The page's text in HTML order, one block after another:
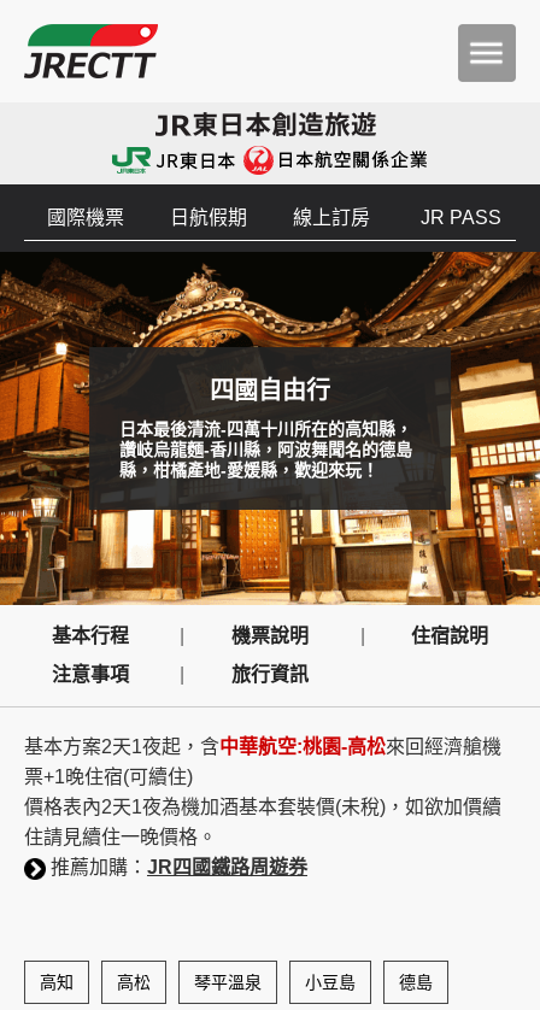
創造旅遊
國際機票 日航假期 線上訂房 JR PASS
四國自由行
日本最後清流-四萬十川所在的高知縣，
讚岐烏龍麵-香川縣，阿波舞聞名的德島
縣，柑橘產地-愛媛縣，歡迎來玩！
基本行程 機票說明
住宿說明
注意事項
旅行資訊
基本方案2天1夜起，含中華航空:桃園-高松來回經濟艙機
票+1晚住宿(可續住)
價格表內2天1夜為機加酒基本套裝價(未稅)，如欲加價續
住請見續住一晚價格。
推薦加購： JR四國鐵路周遊券
高知 高松 琴平溫泉 小豆島 德島